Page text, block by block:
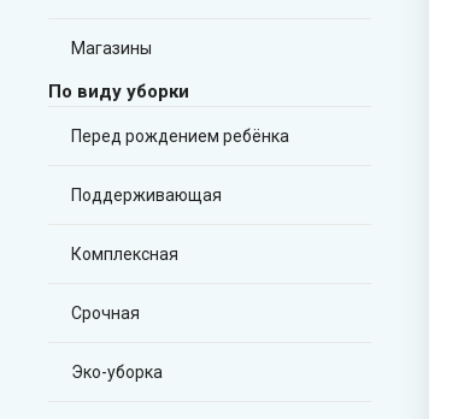
Магазины
По виду уборки
Перед рождением ребёнка
Поддерживающая
Комплексная
Срочная
Эко-уборка